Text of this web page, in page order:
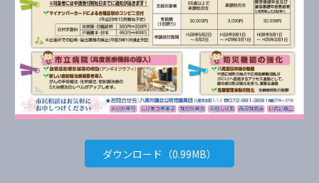
ダウンロード（0.99MB）